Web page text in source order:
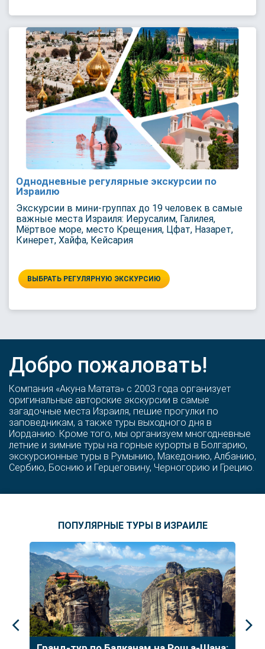
Однодневные регулярные экскурсии по
Израилю
Экскурсии в мини-группах до 19 человек в самые
важные места Израиля: Иерусалим, Галилея,
Мёртвое море, место Крещения, Цфат, Назарет,
Кинерет, Хайфа, Кейсария
ВЫБРАТЬ РЕГУЛЯРНУЮ ЭКСКУРСИЮ
Добро пожаловать!
Компания «Акуна Матата» с 2003 года организует
оригинальные авторские экскурсии в самые
загадочные места Израиля, пешие прогулки по
заповедникам, а также туры выходного дня в
Иорданию. Кроме того, мы организуем многодневные
летние и зимние туры на горные курорты в Болгарию,
экскурсионные туры в Румынию, Македонию, Албанию,
Сербию, Боснию и Герцеговину, Черногорию и Грецию.
ПОПУЛЯРНЫЕ ТУРЫ В ИЗРАИЛЕ